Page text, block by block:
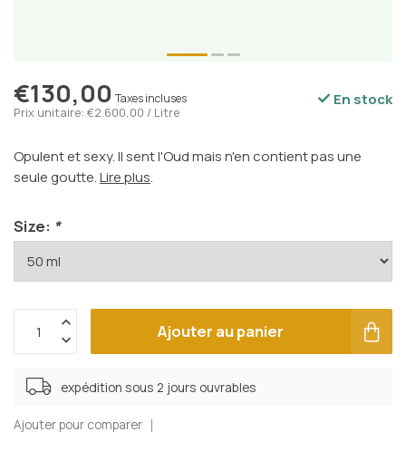
€130,00 Taxes incluses
Prix unitaire: €2.600,00 / Litre
En stock
Opulent et sexy. Il sent l'Oud mais n'en contient pas une
seule goutte.Lire plus.
Size: *
Ajouter au panier
expédition sous 2 jours ouvrables
Ajouter pour comparer